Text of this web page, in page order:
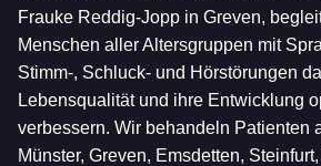
Frauke Reddig-Jopp in Greven,
Menschen aller Altersgruppen mit
Stimm-, Schluck- und Hörstörungen
Lebensqualität und ihre Entwicklung
verbessern. Wir behandeln Patienten
Münster, Greven, Emsdetten,